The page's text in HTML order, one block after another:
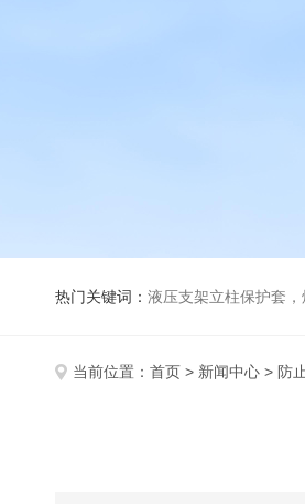
热门关键词： 液压支架立柱保护套
当前位置： 首页 > 新闻中心 > 防